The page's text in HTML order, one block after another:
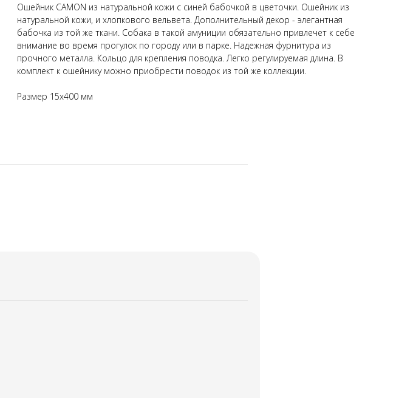
Ошейник CAMON из натуральной кожи с синей бабочкой в цветочки. Ошейник из
натуральной кожи, и хлопкового вельвета. Дополнительный декор - элегантная
бабочка из той же ткани. Собака в такой амуниции обязательно привлечет к себе
внимание во время прогулок по городу или в парке. Надежная фурнитура из
прочного металла. Кольцо для крепления поводка. Легко регулируемая длина. В
комплект к ошейнику можно приобрести поводок из той же коллекции.
Размер 15x400 мм